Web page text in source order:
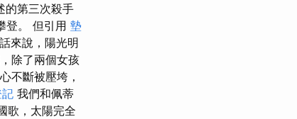
的第三次殺手
登。 但引用 墊
來說，陽光明
除了兩個女孩
不斷被壓垮，
我們和佩蒂
歌，太陽完全